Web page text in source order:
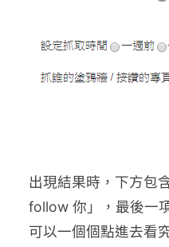
出現結果時，下方包
follow 你」，最後一
可以一個個點進去看